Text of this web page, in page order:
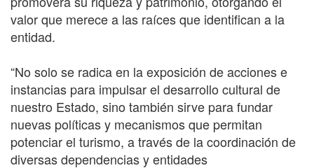
valor que merece a las raíces que identifican a la
entidad.
“No solo se radica en la exposición de acciones e
instancias para impulsar el desarrollo cultural de
nuestro Estado, sino también sirve para fundar
nuevas políticas y mecanismos que permitan
potenciar el turismo, a través de la coordinación de
diversas dependencias y entidades